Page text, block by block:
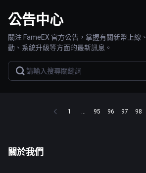
公告中心
關注 FameEX 官方公告，掌握有關新幣上線
動、系統升級等方面的最新訊息。
1 ... 95 96 97 98
關於我們